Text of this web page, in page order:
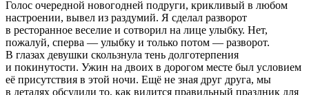
Голос очередной новогодней подруги, крикливый в любом
настроении, вывел из раздумий. Я сделал разворот
в ресторанное веселие и сотворил на лице улыбку. Нет,
пожалуй, сперва — улыбку и только потом — разворот.
В глазах девушки скользнула тень долготерпения
и покинутости. Ужин на двоих в дорогом месте был условием
её присутствия в этой ночи. Ещё не зная друг друга, мы
в деталях обсудили то, как видится правильный праздник для